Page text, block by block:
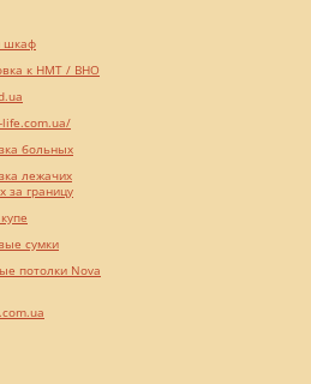
шкаф
к НМТ / ВНО
life.com.ua/
больных
лежачих
за границу
сумки
потолки Nova